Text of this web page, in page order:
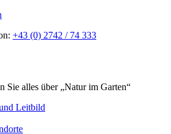
+43 (0) 2742 / 74 333
Sie alles über „Natur im Garten“
Leitbild